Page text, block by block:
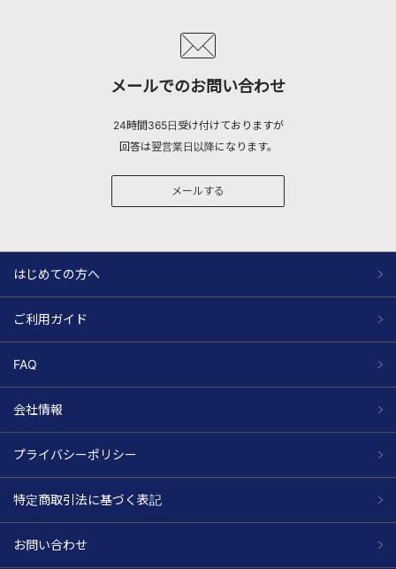
メールでのお問い合わせ
24時間365日受け付けておりますが
回答は翌営業日以降になります。
メールする
はじめての方へ
ご利用ガイド
FAQ
会社情報
プライバシーポリシー
特定商取引法に基づく表記
お問い合わせ